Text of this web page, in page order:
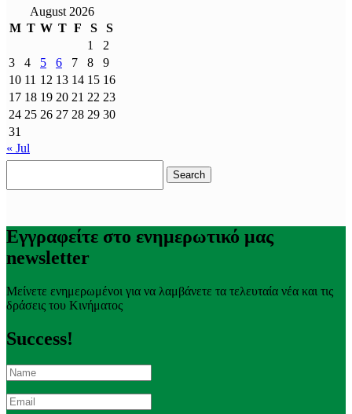
August 2026
M T W T F S
S
1
2
3
4 5 6 7 8
9
10 11 12 13 14 15 16
17 18 19 20 21 22 23
24 25 26 27 28 29 30
31
« Jul
Εγγραφείτε στο ενημερωτικό μας
newsletter
Μείνετε ενημερωμένοι για να λαμβάνετε τα τελευταία νέα και τις
δράσεις του Κινήματος
Success!